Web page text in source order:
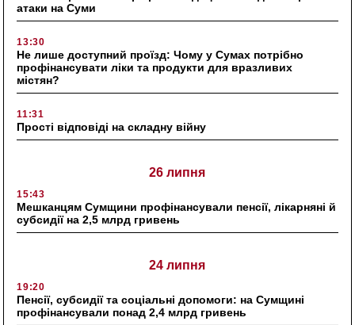
атаки на Суми
13:30
Не лише доступний проїзд: Чому у Сумах потрібно
профінансувати ліки та продукти для вразливих
містян?
11:31
Прості відповіді на складну війну
26 липня
15:43
Мешканцям Сумщини профінансували пенсії, лікарняні й
субсидії на 2,5 млрд гривень
24 липня
19:20
Пенсії, субсидії та соціальні допомоги: на Сумщині
профінансували понад 2,4 млрд гривень